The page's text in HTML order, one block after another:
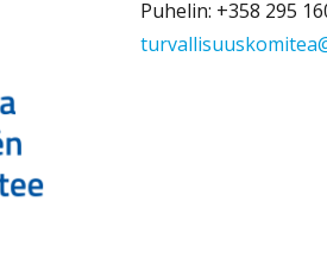
Puhelin: +358 295